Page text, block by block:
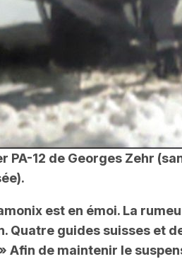
PA-12 de Georges Zehr
est en émoi. La
Quatre guides suisses et
Afin de maintenir le